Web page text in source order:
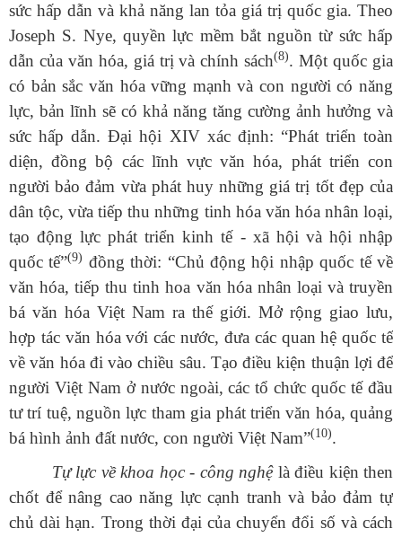
sức hấp dẫn và khả năng lan tỏa giá trị quốc gia. Theo
Joseph S. Nye, quyền lực mềm bắt nguồn từ sức hấp
dẫn của văn hóa, giá trị và chính sách(8). Một quốc gia
có bản sắc văn hóa vững mạnh và con người có năng
lực, bản lĩnh sẽ có khả năng tăng cường ảnh hưởng và
sức hấp dẫn. Đại hội XIV xác định: “Pháttriển toàn
diện, đồng bộ các lĩnh vực văn hóa, phát triển con
người bảo đảm vừa phát huy những giá trị tốt đẹp của
dân tộc, vừa tiếp thu những tinh hóa văn hóa nhân loại,
tạo động lực phát triển kinh tế - xã hội và hội nhập
quốctế”(9) đồng thời: “Chủ động hội nhập quốc tế về
văn hóa, tiếp thu tinh hoa văn hóa nhân loại và truyền
bá văn hóa Việt Nam ra thế giới. Mở rộng giao lưu,
hợp tác văn hóa với các nước, đưa các quan hệ quốc tế
về văn hóa đi vào chiều sâu. Tạo điều kiện thuận lợi để
người Việt Nam ở nước ngoài, các tổ chức quốc tế đầu
tư trí tuệ, nguồn lực tham gia phát triển văn hóa, quảng
bá hình ảnh đất nước, con người Việt Nam”(10).
Tự lực về khoa học - công nghệ là điều kiện then
chốt để nâng cao năng lực cạnh tranh và bảo đảm tự
chủ dài hạn. Trong thời đại của chuyển đổi số và cách